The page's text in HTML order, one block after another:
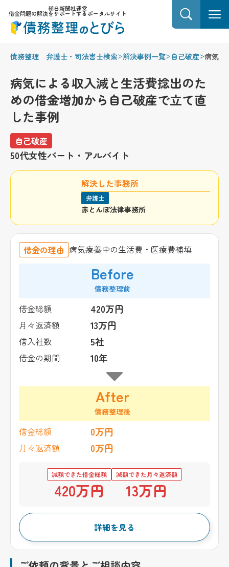
朝日新聞社運営
借金問題の解決をサポートするポータルサイト
債務整理 弁護士・司法書士検索>解決事例一覧>自己破産>病気に
病気による収入減と生活費捻出のた
めの借金増加から自己破産で立て直
した事例
自己破産
50代女性パート・アルバイト
解決した事務所
弁護士
赤とんぼ法律事務所
借金の理由 病気療養中の生活費・医療費補填
Before
債務整理前
借金総額 420万円
月々返済額 13万円
借入社数 5社
借金の期間 10年
After
債務整理後
借金総額 0万円
月々返済額 0万円
減額できた借金総額
420万円
減額できた月々返済額
13万円
詳細を見る